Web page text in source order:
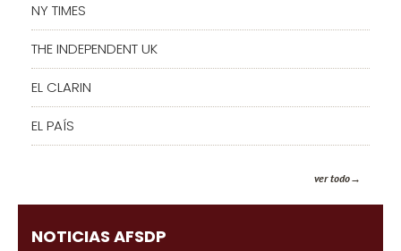
NY TIMES
THE INDEPENDENT UK
EL CLARIN
EL PAÍS
ver todo
NOTICIAS AFSDP